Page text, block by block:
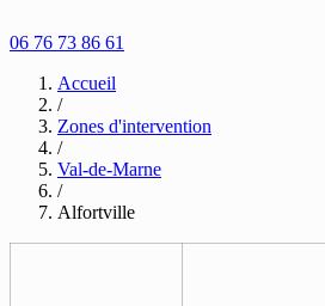
06 76 73 86 61
Accueil
/
Zones d'intervention
/
Val-de-Marne
/
Alfortville